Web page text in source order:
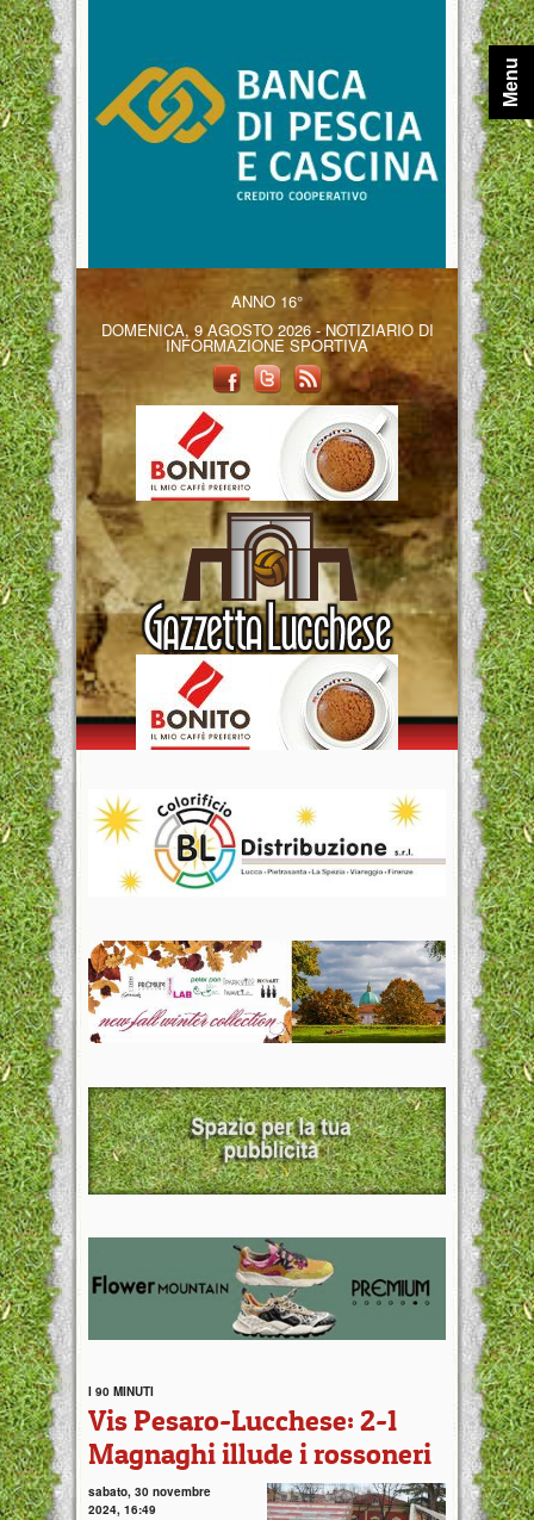
ANNO 16°
DOMENICA, 9 AGOSTO 2026 - NOTIZIARIO DI
INFORMAZIONE SPORTIVA
I 90 MINUTI
Vis Pesaro-Lucchese: 2-1
Magnaghi illude i rossoneri
sabato, 30 novembre
2024, 16:49
Menu